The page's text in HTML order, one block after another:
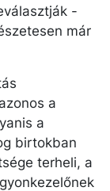
-
már
a
a
birtokban
terheli, a